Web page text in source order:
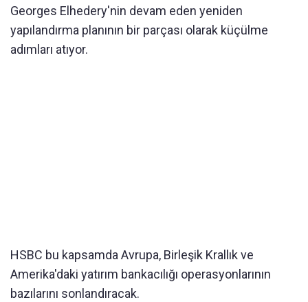
Georges Elhedery'nin devam eden yeniden
yapılandırma planının bir parçası olarak küçülme
adımları atıyor.
HSBC bu kapsamda Avrupa, Birleşik Krallık ve
Amerika'daki yatırım bankacılığı operasyonlarının
bazılarını sonlandıracak.